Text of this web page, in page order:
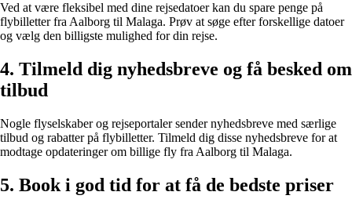
Ved at være fleksibel med dine rejsedatoer kan du spare penge på
flybilletter fra Aalborg til Malaga. Prøv at søge efter forskellige datoer
og vælg den billigste mulighed for din rejse.
4. Tilmeld dig nyhedsbreve og få besked om
tilbud
Nogle flyselskaber og rejseportaler sender nyhedsbreve med særlige
tilbud og rabatter på flybilletter. Tilmeld dig disse nyhedsbreve for at
modtage opdateringer om billige fly fra Aalborg til Malaga.
5. Book i god tid for at få de bedste priser